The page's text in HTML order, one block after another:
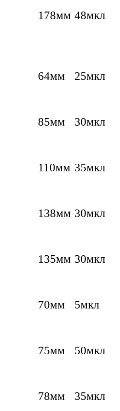
178мм 48мкл
64мм 25мкл
85мм 30мкл
110мм 35мкл
138мм 30мкл
135мм 30мкл
70мм 5мкл
75мм 50мкл
78мм 35мкл